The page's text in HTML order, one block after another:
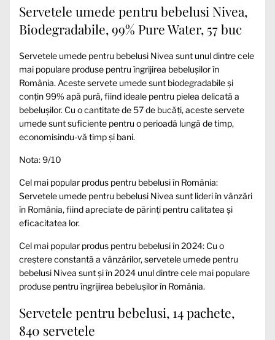
Servetele umede pentru bebelusi Nivea,
Biodegradabile, 99% Pure Water, 57 buc
Servetele umede pentru bebelusi Nivea sunt unul dintre cele
mai populare produse pentru îngrijirea bebelușilor în
România. Aceste servete umede sunt biodegradabile și
conțin 99% apă pură, fiind ideale pentru pielea delicată a
bebelușilor. Cu o cantitate de 57 de bucăți, aceste servete
umede sunt suficiente pentru o perioadă lungă de timp,
economisindu-vă timp și bani.
Nota: 9/10
Cel mai popular produs pentru bebelusi în România:
Servetele umede pentru bebelusi Nivea sunt lideri în vânzări
în România, fiind apreciate de părinți pentru calitatea și
eficacitatea lor.
Cel mai popular produs pentru bebelusi în 2024: Cu o
creștere constantă a vânzărilor, servetele umede pentru
bebelusi Nivea sunt și în 2024 unul dintre cele mai populare
produse pentru îngrijirea bebelușilor în România.
Servetele pentru bebelusi, 14 pachete,
840 servetele